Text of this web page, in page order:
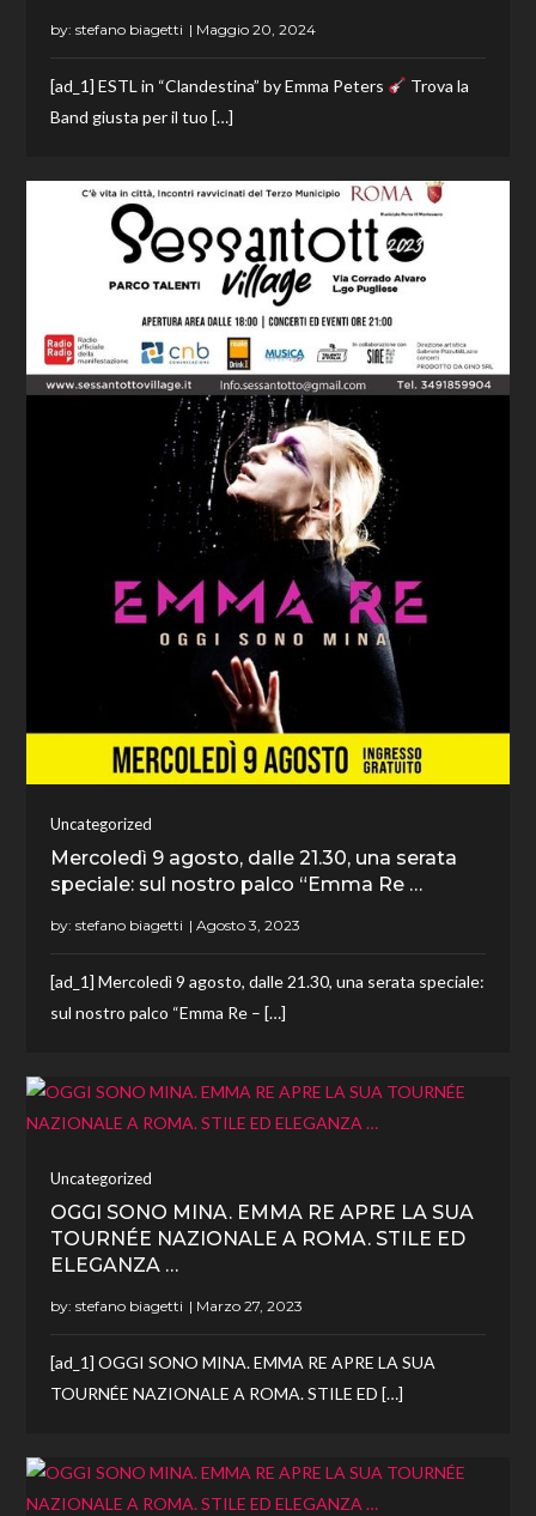
by:stefano biagetti
[ad_1] ESTL in “Clandestina” by Emma Peters
Trova la
Band giusta per il tuo […]
Uncategorized
Mercoledì 9 agosto, dalle 21.30, una serata
speciale: sul nostro palco “Emma Re …
by:stefano biagetti
[ad_1] Mercoledì 9 agosto, dalle 21.30, una serata speciale:
sul nostro palco “Emma Re – […]
Uncategorized
OGGI SONO MINA. EMMA RE APRE LA SUA
TOURNÉE NAZIONALE A ROMA. STILE ED
ELEGANZA …
by:stefano biagetti
[ad_1] OGGI SONO MINA. EMMA RE APRE LA SUA
TOURNÉE NAZIONALE A ROMA. STILE ED […]